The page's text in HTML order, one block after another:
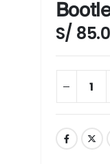
S/